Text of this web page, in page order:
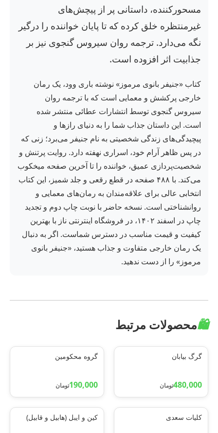
مسحورکننده، داستانی پر از پیچش‌های
غیرمنتظره خلق کرده که تا پایان خواننده را درگیر
نگه می‌دارد. ترجمه روان سیروس گنجوی نیز بر
جذابیت اثر افزوده است.
کتاب «جنیفر بانوی مرموز» نوشته باری وود، یک رمان
خارجی پرکشش و معمایی است که با ترجمه روان
سیروس گنجوی توسط انتشارات عطائی منتشر شده
است. این داستان جذاب شما را به دنیای رازها و
پیچیدگی‌های زندگی شخصیتی به نام جنیفر می‌برد؛ زنی که
در پس ظاهر آرام خود، اسراری نهفته دارد. روایت پرتنش و
شخصیت‌پردازی عمیق، خواننده را تا آخرین صفحه میخکوب
می‌کند. با ۴۸۸ صفحه در قطع رقعی و جلد شمیز، این کتاب
انتخابی عالی برای علاقه‌مندان به رمان‌های معمایی و
روانشناختی است. نسخه حاضر با نوبت چاپ دوم و تجدید
چاپ در اسفند ۱۴۰۲، در فروشگاه اینترنتی ناز با بهترین
کیفیت و قیمت مناسب در دسترس شماست. اگر به دنبال
یک رمان خارجی متفاوت و جذاب هستید، «جنیفر بانوی
مرموز» را از دست ندهید.
🛍️محصولات مرتبط
گرگ بیابان
480,000تومان
گروه محکومین
190,000تومان
کلیات سعدی کین و ایبل (هابیل و قابیل)